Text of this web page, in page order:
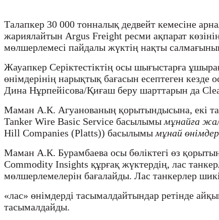
Талапкер 30 000 тонналық дедвейт кемесіне
жариялайтын Argus Freight ресми ақпарат
мөлшерлемесі пайдалы жүктің нақты
Жауапкер Серіктестіктің осы шығыстарға
өнімдерінің нарықтық бағасын есептеген
Дина Нұрпейісова/Қиғаш беру шарттарын да
Маман А.К. Агуанованың қорытындысына, екі
Tanker Wire Basic Service басылымымұнайға
Hill Companies (Platts)) басылымымұнай
Маман А.К. Бурамбаева осы бөліктегі өз
Commodity Insights құрғақ жүктердің, лас
мөлшерлемелерін бағалайды. Лас танкерлер
«лас» өнімдерді тасымалдайтындар ретінде
тасымалдайды.